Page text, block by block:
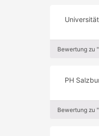
Bewertung zu
PH
Bewertung zu